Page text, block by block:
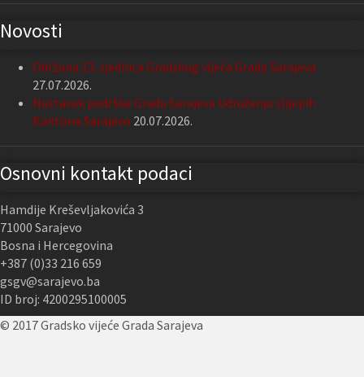
Novosti
Održana 13. sjednica Gradskog vijeća Grada Sarajeva
27.07.2026.
Nastavak podrške Grada Sarajeva Udruženju slijepih
Kantona Sarajevo 20.07.2026.
Osnovni kontakt podaci
Hamdije Kreševljakovića 3
71000 Sarajevo
Bosna i Hercegovina
+387 (0)33 216 659
gsgv@sarajevo.ba
ID broj: 4200295100005
© 2017 Gradsko vijeće Grada Sarajeva